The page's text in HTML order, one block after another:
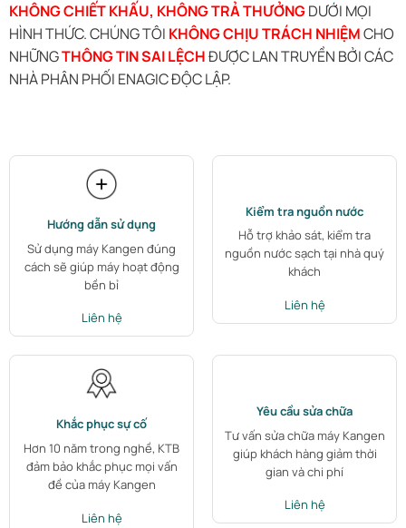
KHÔNG CHIẾT KHẤU, KHÔNG TRẢ THƯỞNGDƯỚI MỌI
HÌNH THỨC. CHÚNG TÔI KHÔNG CHỊU TRÁCH NHIỆMCHO
NHỮNGTHÔNG TIN SAI LỆCHĐƯỢC LAN TRUYỀN BỞI CÁC
NHÀ PHÂN PHỐI ENAGIC ĐỘC LẬP.
Hướng dẫn sử dụng
Sử dụng máy Kangen đúng
cách sẽ giúp máy hoạt động
bền bỉ
Liên hệ
Kiểm tra nguồn nước
Hỗ trợ khảo sát, kiểm tra
nguồn nước sạch tại nhà quý
khách
Liên hệ
Khắc phục sự cố
Hơn 10 năm trong nghề, KTB
đảm bảo khắc phục mọi vấn
đề của máy Kangen
Liên hệ
Yêu cầu sửa chữa
Tư vấn sửa chữa máy Kangen
giúp khách hàng giảm thời
gian và chi phí
Liên hệ